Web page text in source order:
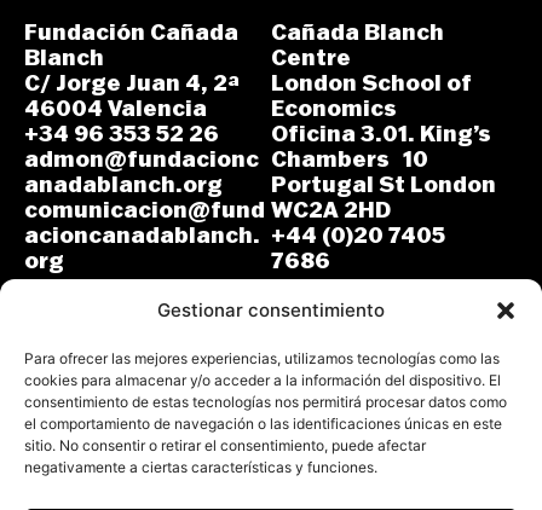
Gestionar consentimiento
Para ofrecer las mejores experiencias, utilizamos tecnologías como las
cookies para almacenar y/o acceder a la información del dispositivo. El
consentimiento de estas tecnologías nos permitirá procesar datos como
el comportamiento de navegación o las identificaciones únicas en este
sitio. No consentir o retirar el consentimiento, puede afectar
negativamente a ciertas características y funciones.
Fundación Cañada
Blanch
C/ Jorge Juan 4, 2ª
46004 Valencia
+34 96 353 52 26
admon@fundacionc
anadablanch.org
comunicacion@fund
acioncanadablanch.
org
Cañada Blanch
Centre
London School of
Economics
Oficina 3.01. King’s
Chambers 10
Portugal St London
WC2A 2HD
+44 (0)20 7405
7686
m.osuna-
vergara@lse.ac.uk